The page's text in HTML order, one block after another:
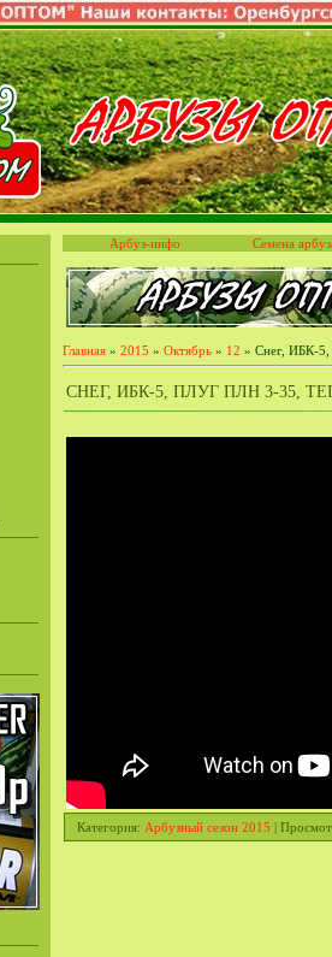
Арбуз-инфо Семена
Главная » 2015 » Октябрь » 12 » Снег, ИБК-
СНЕГ, ИБК-5, ПЛУГ ПЛН 3-35,
Категория: Арбузный сезон 2015 |